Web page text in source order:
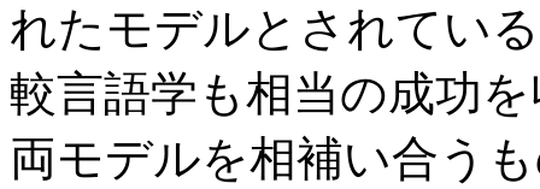
れたモデルとされてい
較言語学も相当の成功
両モデルを相補い合う